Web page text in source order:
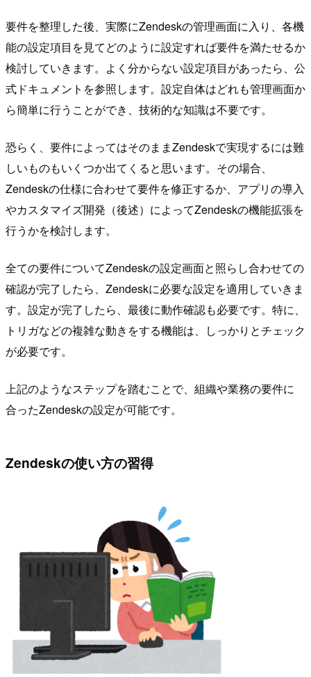
要件を整理した後、実際にZendeskの管理画面に入り、各機
能の設定項目を見てどのように設定すれば要件を満たせるか
検討していきます。よく分からない設定項目があったら、公
式ドキュメントを参照します。設定自体はどれも管理画面か
ら簡単に行うことができ、技術的な知識は不要です。
恐らく、要件によってはそのままZendeskで実現するには難
しいものもいくつか出てくると思います。その場合、
Zendeskの仕様に合わせて要件を修正するか、アプリの導入
やカスタマイズ開発（後述）によってZendeskの機能拡張を
行うかを検討します。
全ての要件についてZendeskの設定画面と照らし合わせての
確認が完了したら、Zendeskに必要な設定を適用していきま
す。設定が完了したら、最後に動作確認も必要です。特に、
トリガなどの複雑な動きをする機能は、しっかりとチェック
が必要です。
上記のようなステップを踏むことで、組織や業務の要件に
合ったZendeskの設定が可能です。
Zendeskの使い方の習得